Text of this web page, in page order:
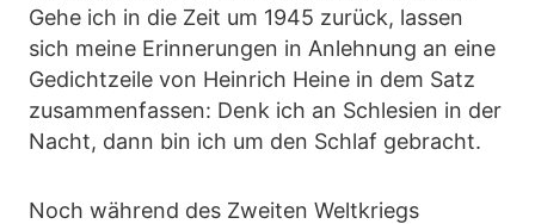
Gehe ich in die Zeit um 1945 zurück, lassen
sich meine Erinnerungen in Anlehnung an eine
Gedichtzeile von Heinrich Heine in dem Satz
zusammenfassen: Denk ich an Schlesien in der
Nacht, dann bin ich um den Schlaf gebracht.
Noch während des Zweiten Weltkriegs